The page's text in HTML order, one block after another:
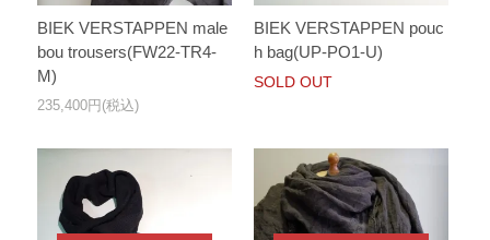
BIEK VERSTAPPEN male
bou trousers(FW22-TR4-
M)
235,400円(税込)
BIEK VERSTAPPEN pouc
h bag(UP-PO1-U)
SOLD OUT